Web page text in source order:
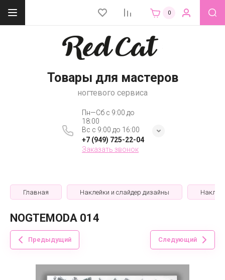
0
Товары для мастеров
ногтевого сервиса
Пн—Сб с 9:00 до
18:00
Вс с 9:00 до 16:00
+7 (949) 725-22-04
Заказать звонок
Главная Наклейки и слайдер дизайны
NOGTEMODA 014
Предыдущий Следующий